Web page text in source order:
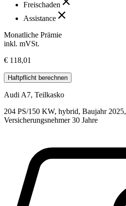
Freischaden
Assistance
Monatliche Prämie
inkl. mVSt.
€ 118,01
Haftpflicht berechnen
AudiA7, Teilkasko
204 PS/150 KW, hybrid, Baujahr 2025,
Versicherungsnehmer 30 Jahre